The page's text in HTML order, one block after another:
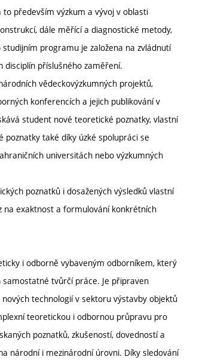
především výzkum a vývoj v oblasti
dále měřící a diagnostické metody,
programu je založena na zvládnutí
disciplín příslušného zaměření.
vědeckovýzkumných projektů,
konferencích a jejich publikování v
student nové teoretické poznatky, vlastní
také díky úzké spolupráci se
universitách nebo výzkumných
poznatků i dosažených výsledků vlastní
na exaktnost a formulování konkrétních
i odborně vybaveným odborníkem, který
tvůrčí práce. Je připraven
technologií v sektoru výstavby objektů
teoretickou i odbornou průpravu pro
poznatků, zkušeností, dovedností a
národní i mezinárodní úrovni. Díky sledování